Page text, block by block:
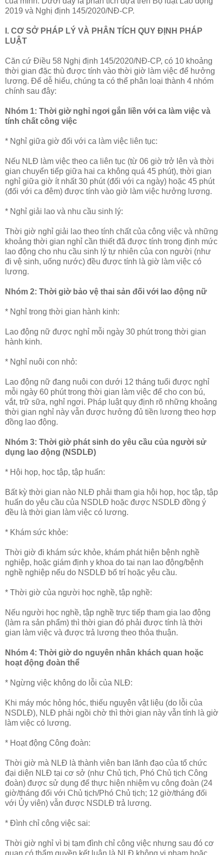
2019 và Nghị định 145/2020/NĐ-CP.
I. CƠ SỞ PHÁP LÝ VÀ PHÂN TÍCH QUY ĐỊNH PHÁP
LUẬT
Căn cứ Điều 58 Nghị định 145/2020/NĐ-CP, có 10 khoảng
thời gian đặc thù được tính vào thời giờ làm việc để hưởng
lương. Để dễ hiểu, chúng ta có thể phân loại thành 4 nhóm
chính sau đây:
Nhóm 1: Thời giờ nghỉ ngơi gắn liền với ca làm việc và
tính chất công việc
* Nghỉ giữa giờ đối với ca làm việc liên tục:
Nếu NLĐ làm việc theo ca liên tục (từ 06 giờ trở lên và thời
gian chuyển tiếp giữa hai ca không quá 45 phút), thời gian
nghỉ giữa giờ ít nhất 30 phút (đối với ca ngày) hoặc 45 phút
(đối với ca đêm) được tính vào giờ làm việc hưởng lương.
* Nghỉ giải lao và nhu cầu sinh lý:
Thời giờ nghỉ giải lao theo tính chất của công việc và những
khoảng thời gian nghỉ cần thiết đã được tính trong định mức
lao động cho nhu cầu sinh lý tự nhiên của con người (như
đi vệ sinh, uống nước) đều được tính là giờ làm việc có
lương.
Nhóm 2: Thời giờ bảo vệ thai sản đối với lao động nữ
* Nghỉ trong thời gian hành kinh:
Lao động nữ được nghỉ mỗi ngày 30 phút trong thời gian
hành kinh.
* Nghỉ nuôi con nhỏ:
Lao động nữ đang nuôi con dưới 12 tháng tuổi được nghỉ
mỗi ngày 60 phút trong thời gian làm việc để cho con bú,
vắt, trữ sữa, nghỉ ngơi. Pháp luật quy định rõ những khoảng
thời gian nghỉ này vẫn được hưởng đủ tiền lương theo hợp
đồng lao động.
Nhóm 3: Thời giờ phát sinh do yêu cầu của người sử
dụng lao động (NSDLĐ)
* Hội họp, học tập, tập huấn:
Bất kỳ thời gian nào NLĐ phải tham gia hội họp, học tập, tập
huấn do yêu cầu của NSDLĐ hoặc được NSDLĐ đồng ý
đều là thời gian làm việc có lương.
* Khám sức khỏe:
Thời giờ đi khám sức khỏe, khám phát hiện bệnh nghề
nghiệp, hoặc giám định y khoa do tai nạn lao động/bệnh
nghề nghiệp nếu do NSDLĐ bố trí hoặc yêu cầu.
* Thời giờ của người học nghề, tập nghề:
Nếu người học nghề, tập nghề trực tiếp tham gia lao động
(làm ra sản phẩm) thì thời gian đó phải được tính là thời
gian làm việc và được trả lương theo thỏa thuận.
Nhóm 4: Thời giờ do nguyên nhân khách quan hoặc
hoạt động đoàn thể
* Ngừng việc không do lỗi của NLĐ:
Khi máy móc hỏng hóc, thiếu nguyên vật liệu (do lỗi của
NSDLĐ), NLĐ phải ngồi chờ thì thời gian này vẫn tính là giờ
làm việc có lương.
* Hoạt động Công đoàn:
Thời giờ mà NLĐ là thành viên ban lãnh đạo của tổ chức
đại diện NLĐ tại cơ sở (như Chủ tịch, Phó Chủ tịch Công
đoàn) được sử dụng để thực hiện nhiệm vụ công đoàn (24
giờ/tháng đối với Chủ tịch/Phó Chủ tịch; 12 giờ/tháng đối
với Ủy viên) vẫn được NSDLĐ trả lương.
* Đình chỉ công việc sai:
Thời giờ nghỉ vì bị tạm đình chỉ công việc nhưng sau đó cơ
quan có thẩm quyền kết luận là NLĐ không vi phạm hoặc